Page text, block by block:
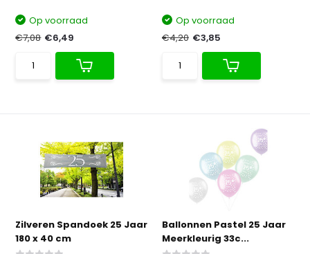
Op voorraad
€7,08 €6,49
Op voorraad
€4,20 €3,85
Zilveren Spandoek 25 Jaar
180 x 40 cm
Ballonnen Pastel 25 Jaar
Meerkleurig 33c...